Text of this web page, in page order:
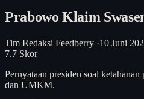
Prabowo Klaim
Tim Redaksi Feedberry ·10 Juni
7.7 Skor
Pernyataan presiden soal
dan UMKM.